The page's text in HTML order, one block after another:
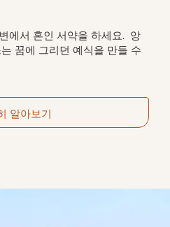
에서 혼인 서약을 하세요.  앙
꿈에 그리던 예식을 만들 수
알아보기